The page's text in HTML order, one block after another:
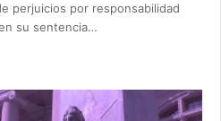
perjuicios por responsabilidad
su sentencia…